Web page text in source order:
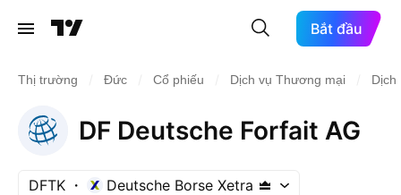
Bắt đầu
Thị trường Đức Cổ phiếu Dịch vụ Thương mại Dịch
DF Deutsche Forfait AG
DFTK Deutsche Borse Xetra